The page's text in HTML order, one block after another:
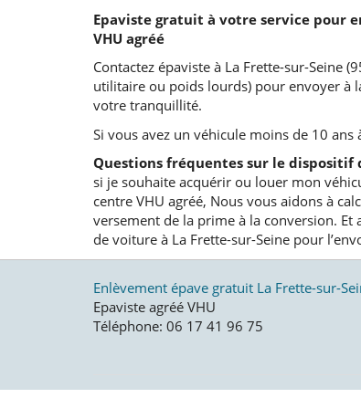
Epaviste gratuit à votre service pour
VHU agréé
Contactez épaviste à La Frette-sur-Seine
utilitaire ou poids lourds) pour envoyer à
votre tranquillité.
Si vous avez un véhicule moins de 10
Questions fréquentes sur le dispositif
si je souhaite acquérir ou louer mon
centre VHU agréé, Nous vous aidons à
versement de la prime à la conversion.
de voiture à La Frette-sur-Seine pour
Enlèvement épave gratuit La Frette-sur-
Epaviste agréé VHU
Téléphone: 06 17 41 96 75